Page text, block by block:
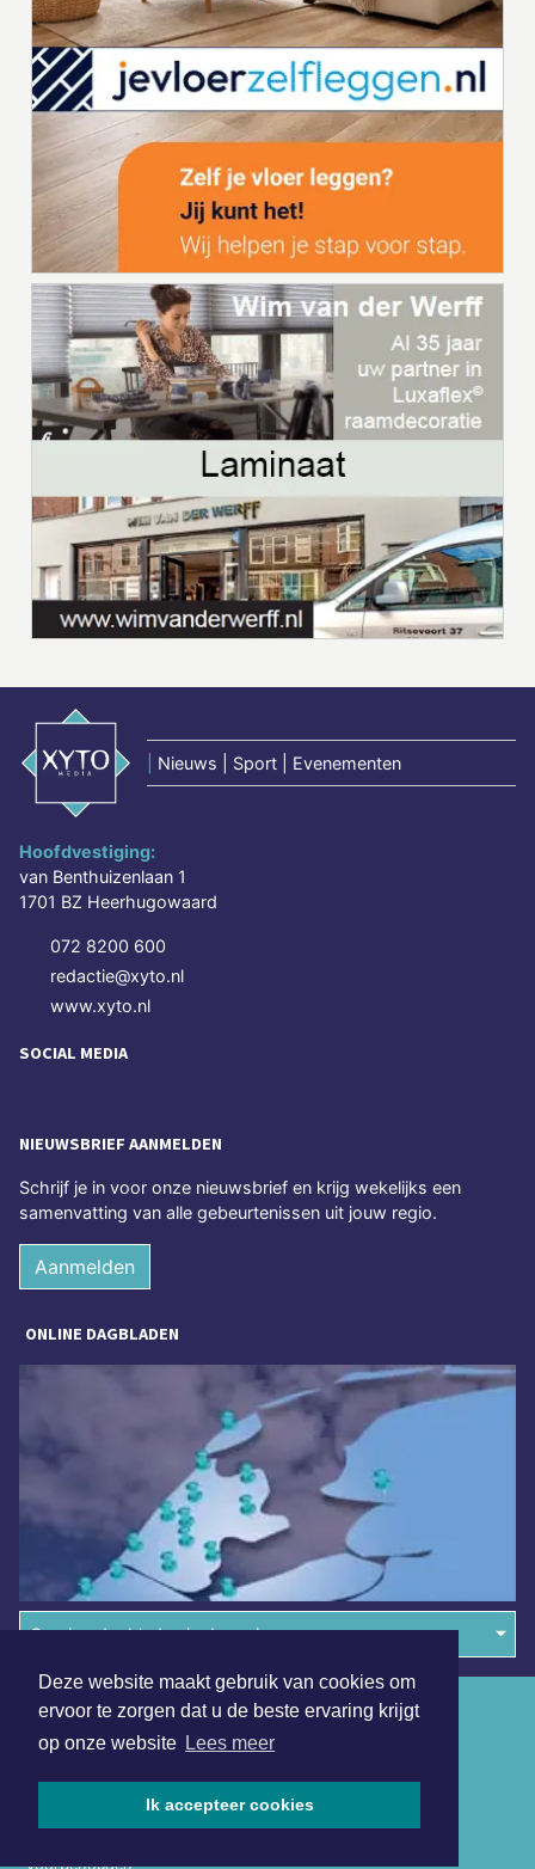
Deze website maakt gebruik van cookies om
ervoor te zorgen dat u de beste ervaring krijgt
op onze website Lees meer
Ik accepteer cookies
Nieuws | Sport | Evenementen
Hoofdvestiging:
van Benthuizenlaan 1
1701 BZ Heerhugowaard
072 8200 600
redactie@xyto.nl
www.xyto.nl
SOCIAL MEDIA
NIEUWSBRIEF AANMELDEN
Schrijf je in voor onze nieuwsbrief en krijg wekelijks een
samenvatting van alle gebeurtenissen uit jouw regio.
Aanmelden
ONLINE DAGBLADEN
Overige dagbladen in de regio
voorbehouden
Algemene voorwaarden
Disclaimer